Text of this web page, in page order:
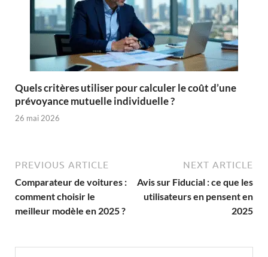
Quels critères utiliser pour calculer le coût d’une
prévoyance mutuelle individuelle ?
26 mai 2026
PREVIOUS ARTICLE
Comparateur de voitures :
comment choisir le
meilleur modèle en 2025 ?
NEXT ARTICLE
Avis sur Fiducial : ce que les
utilisateurs en pensent en
2025